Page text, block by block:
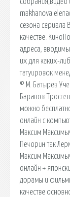
сезона сериала
качестве.
адреса,
их для каких-
татуировок
© М. Батырев
Баранов
можно
онлайн с
Максим
Печорин так
Максим
онлайн +
дорамы и
качестве